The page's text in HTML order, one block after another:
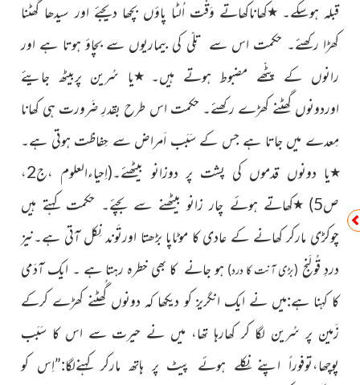
قبلہ ہوسکے۔٭کھاناکھاتے وَقْت اُلٹا پاؤں بچھا دیجئے اور سیدھا گُھٹنا
کھڑا رکھئے۔ حکمت اس سے تِلّی کی بیماریوں سے بچاؤ ہوتا ہے اور
رانوں کے پٹّھے مضبوط ہوتے ہیں۔٭یا سُرین پربیٹھ جایئے
اوردونوں گھٹنے کھڑے رکھئے۔ حکمت اس طرح بقدرِ ضَرورت ہی کھانا
مِعدے میں جاتا ہے جس کے سَبَب اَمراض سے حِفاظت ہوتی ہے۔
٭یا دونوں قدموں کی پشت پر دوزانو بیٹھئے۔
(اِحیاءالعلوم ،ج2،
ص5)
٭کھاتے ہوئے چار زانو بیٹھنے سے بچئے۔ حکمت کہتے ہیں
چوکڑی مارکر کھانے کے عادی کا موٹاپا بڑھتا اورتَوند نِکل آتی ہے۔نیز
دردِ قُولَنج (بڑی آنت کا درد) ہو جانے کا بھی خطرہ رہتا ہے ۔ ایک آدَمی
کا کہنا ہے:میں نے ایک انگریز کو دیکھا کہ دونوں گُھٹنے کھڑے کرکے
زَمین پر سُرین لگا کر کھارہا تھا، میں نے حیرت سے اس کا سَبَب
پوچھا،توفوراً اپنے نِکلے ہوئے پیٹ پر ہاتھ مارکر کہنےلگا:”اِس کو